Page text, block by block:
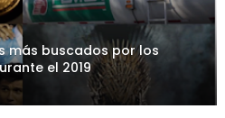
más buscados por los
el 2019